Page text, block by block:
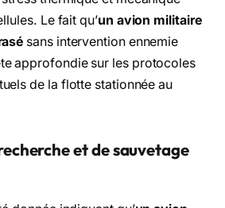
Le fait qu’un avion militaire
sans intervention ennemie
approfondie sur les protocoles
de la flotte stationnée au
et de sauvetage